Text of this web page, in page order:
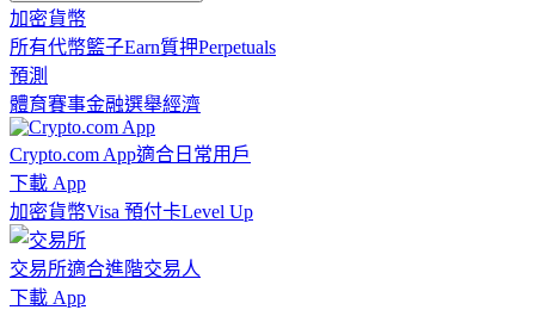
加密貨幣
所有代幣籃子Earn質押Perpetuals
預測
體育賽事金融選舉經濟
Crypto.com App適合日常用戶
下載 App
加密貨幣Visa 預付卡Level Up
交易所適合進階交易人
下載 App